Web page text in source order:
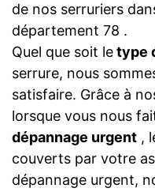
de nos serruriers
département 78 .
Quel que soit letype
serrure, nous
satisfaire. Grâce à
lorsque vous nous
dépannage urgent ,
couverts par votre
dépannage urgent,